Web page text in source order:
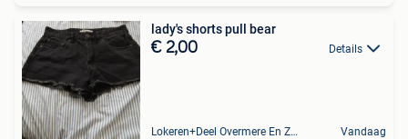
lady's shorts pull bear
€ 2,00 Details
Lokeren+Deel Overmere En Zele Vandaag